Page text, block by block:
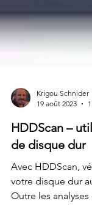
Krigou Schnider
19 août 2023
HDDScan –
de disque dur
Avec HDDScan,